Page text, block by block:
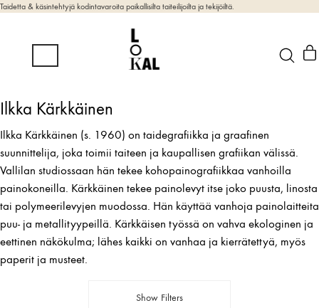
Taidetta & käsintehtyjä kodintavaroita paikallisilta taiteilijoilta ja tekijöiltä.
Ilkka Kärkkäinen
Ilkka Kärkkäinen (s. 1960) on taidegrafiikka ja graafinen
suunnittelija, joka toimii taiteen ja kaupallisen grafiikan välissä.
Vallilan studiossaan hän tekee kohopainografiikkaa vanhoilla
painokoneilla. Kärkkäinen tekee painolevyt itse joko puusta, linosta
tai polymeerilevyjen muodossa. Hän käyttää vanhoja painolaitteita
puu- ja metallityypeillä. Kärkkäisen työssä on vahva ekologinen ja
eettinen näkökulma; lähes kaikki on vanhaa ja kierrätettyä, myös
paperit ja musteet.
Show Filters